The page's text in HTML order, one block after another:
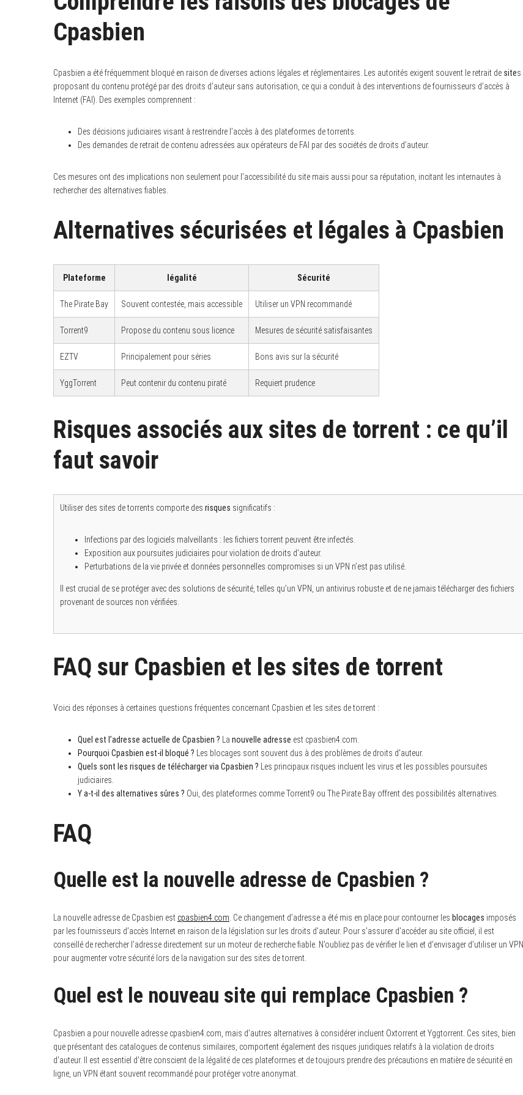
Cpasbien
Cpasbien a été fréquemment bloqué en raison de diverses actions légales et réglementaires. Les autorités exigent souvent le retrait de sites
proposant du contenu protégé par des droits d’auteur sans autorisation, ce qui a conduit à des interventions de fournisseurs d’accès à
Internet (FAI). Des exemples comprennent :
Des décisions judiciaires visant à restreindre l’accès à des plateformes de torrents.
Des demandes de retrait de contenu adressées aux opérateurs de FAI par des sociétés de droits d’auteur.
Ces mesures ont des implications non seulement pour l’accessibilité du site mais aussi pour sa réputation, incitant les internautes à
rechercher des alternatives fiables.
Alternatives sécurisées et légales à Cpasbien
Plateforme légalité Sécurité
The Pirate Bay Souvent contestée, mais accessible Utiliser un VPN recommandé
Torrent9 Propose du contenu sous licence Mesures de sécurité satisfaisantes
EZTV Principalement pour séries Bons avis sur la sécurité
YggTorrent Peut contenir du contenu piraté Requiert prudence
Risques associés aux sites de torrent : ce qu’il
faut savoir
Utiliser des sites de torrents comporte des risques significatifs :
Infections par des logiciels malveillants : les fichiers torrent peuvent être infectés.
Exposition aux poursuites judiciaires pour violation de droits d’auteur.
Perturbations de la vie privée et données personnelles compromises si un VPN n’est pas utilisé.
Il est crucial de se protéger avec des solutions de sécurité, telles qu’un VPN, un antivirus robuste et de ne jamais télécharger des fichiers
provenant de sources non vérifiées.
FAQ sur Cpasbien et les sites de torrent
Voici des réponses à certaines questions fréquentes concernant Cpasbien et les sites de torrent :
Quel est l’adresse actuelle de Cpasbien ? La nouvelle adresse est cpasbien4.com.
Pourquoi Cpasbien est-il bloqué ? Les blocages sont souvent dus à des problèmes de droits d’auteur.
Quels sont les risques de télécharger via Cpasbien ? Les principaux risques incluent les virus et les possibles poursuites
judiciaires.
Y a-t-il des alternatives sûres ? Oui, des plateformes comme Torrent9 ou The Pirate Bay offrent des possibilités alternatives.
FAQ
Quelle est la nouvelle adresse de Cpasbien ?
La nouvelle adresse de Cpasbien est cpasbien4.com. Ce changement d’adresse a été mis en place pour contourner les blocages imposés
par les fournisseurs d’accès Internet en raison de la législation sur les droits d’auteur. Pour s’assurer d’accéder au site officiel, il est
conseillé de rechercher l’adresse directement sur un moteur de recherche fiable. N’oubliez pas de vérifier le lien et d’envisager d’utiliser un VPN
pour augmenter votre sécurité lors de la navigation sur des sites de torrent.
Quel est le nouveau site qui remplace Cpasbien ?
Cpasbien a pour nouvelle adresse cpasbien4.com, mais d’autres alternatives à considérer incluent Oxtorrent et Yggtorrent. Ces sites, bien
que présentant des catalogues de contenus similaires, comportent également des risques juridiques relatifs à la violation de droits
d’auteur. Il est essentiel d’être conscient de la légalité de ces plateformes et de toujours prendre des précautions en matière de sécurité en
ligne, un VPN étant souvent recommandé pour protéger votre anonymat.
a
r
c
r
: